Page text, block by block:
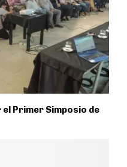
Primer Simposio de